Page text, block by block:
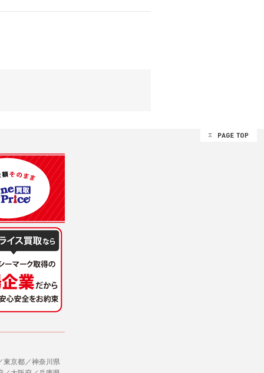
、その許可の際にご同意いただいた内容
請求収納、商品・サービスの提供、品
、お客様からのお申し出により利用を停
得ることが困難であるとき。
して協力する必要がある場合であって、
し、委託する場合は委託した個人データ
サービス等が利用できない場合があり
を閲覧・利用していただくためにクッ
追加規定は、本規約の一部を構成しま
す。
るものとします。弊社が本規約を変更し
ト又は本サービスを利用された場合に
及び弊社が指定する個人情報などを、ユ
のとします。
、第三者の使用などによる損害の責任
きを行なうものとします。
用する過程において、弊社が知り得た情
クトメールなど）を行なう場合。
。
東京都／神奈川県